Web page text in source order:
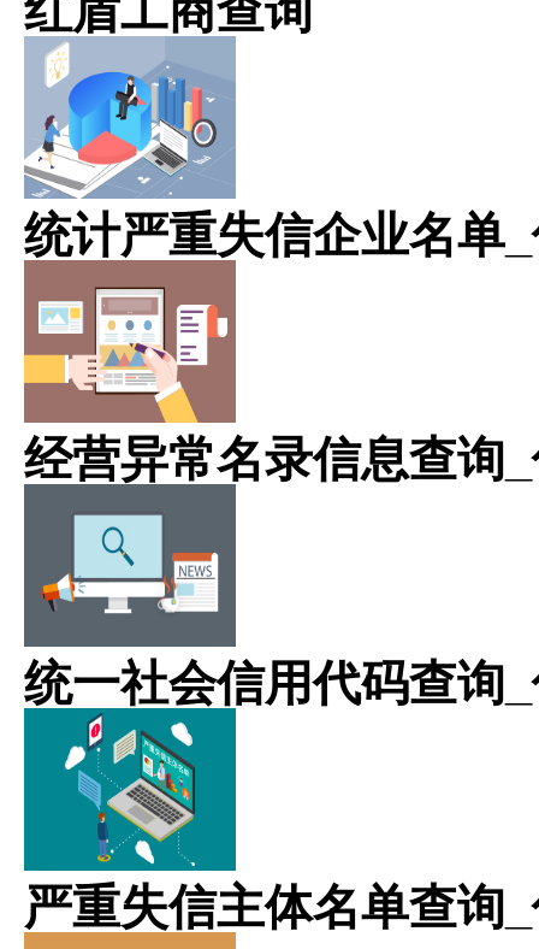
红盾工商查询
统计严重失信企业名单
经营异常名录信息查询
统一社会信用代码查询
严重失信主体名单查询